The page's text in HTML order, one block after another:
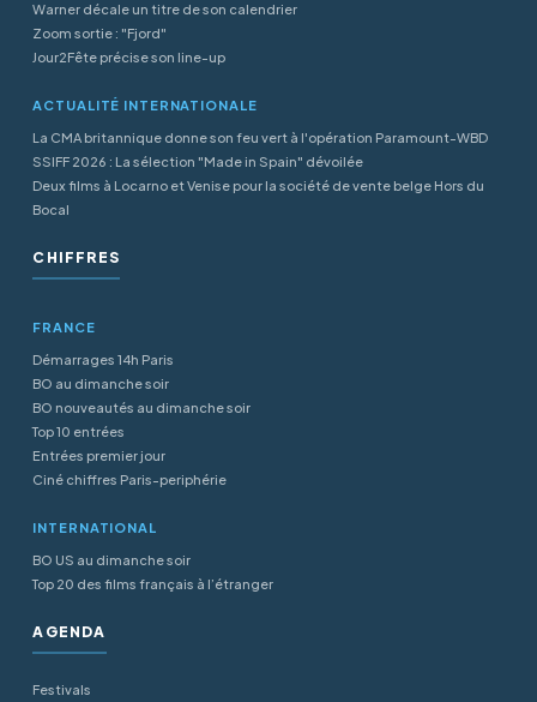
Warner décale un titre de son calendrier
Zoom sortie : "Fjord"
Jour2Fête précise son line-up
ACTUALITÉ INTERNATIONALE
La CMA britannique donne son feu vert à l'opération Paramount-WBD
SSIFF 2026 : La sélection "Made in Spain" dévoilée
Deux films à Locarno et Venise pour la société de vente belge Hors du
Bocal
CHIFFRES
FRANCE
Démarrages 14h Paris
BO au dimanche soir
BO nouveautés au dimanche soir
Top 10 entrées
Entrées premier jour
Ciné chiffres Paris-periphérie
INTERNATIONAL
BO US au dimanche soir
Top 20 des films français à l’étranger
AGENDA
Festivals